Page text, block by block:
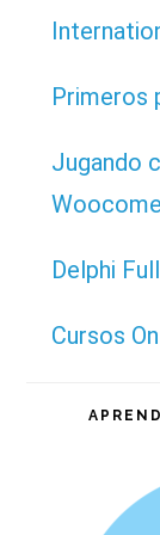
Primeros
Jugando
Delphi
Cursos